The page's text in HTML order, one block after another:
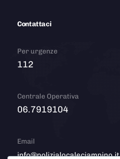
Contattaci
Per urgenze
112
Centrale Operativa
06.7919104
Email
info@polizialocaleciampino.it